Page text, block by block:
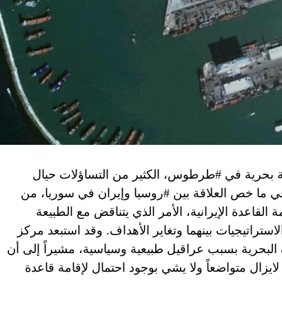
وهو من سمح ببقاء حماس في الحكم.
مستعدة لحكومة وفاق وطني تمهيدا لإجراء انتخابات بعد ثلاث
وفاق وطني.
في محوار فيلادلفيا، ونتنياهو لا يريد الإصغاء.
بحرية في #طرطوس، الكثير من التساؤلات حيال
في ما خص العلاقة بين #روسيا وإيران في سوريا، من
الإيرانية، الأمر الذي يتناقض مع الطبيعة
بينهما وتغاير الأهداف. وقد استبعد مركز
بسبب عراقيل طبيعية وسياسية، مشيراً إلى أن
متواضعاً ولا يشي بوجود احتمال لإقامة قاعدة